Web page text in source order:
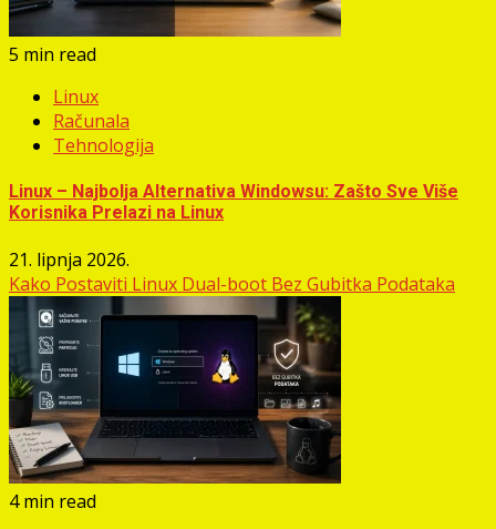
5 min read
Linux
Računala
Tehnologija
Linux – Najbolja Alternativa Windowsu: Zašto Sve Više
Korisnika Prelazi na Linux
21. lipnja 2026.
Kako Postaviti Linux Dual-boot Bez Gubitka Podataka
4 min read